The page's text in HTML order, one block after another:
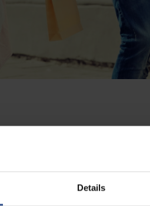
Details
zunehmend wandeln. Kunden
reservieren. Oder Kunden